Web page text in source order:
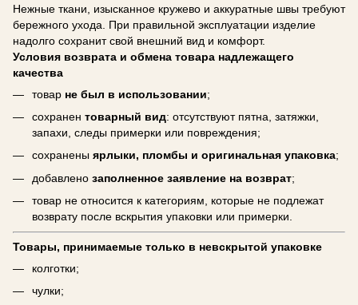
Нежные ткани, изысканное кружево и аккуратные швы требуют
бережного ухода. При правильной эксплуатации изделие
надолго сохранит свой внешний вид и комфорт.
Условия возврата и обмена товара надлежащего
качества
товар не был в использовании;
сохранен товарный вид: отсутствуют пятна, затяжки,
запахи, следы примерки или повреждения;
сохранены ярлыки, пломбы и оригинальная упаковка;
добавлено заполненное заявление на возврат;
товар не относится к категориям, которые не подлежат
возврату после вскрытия упаковки или примерки.
Товары, принимаемые только в невскрытой упаковке
колготки;
чулки;